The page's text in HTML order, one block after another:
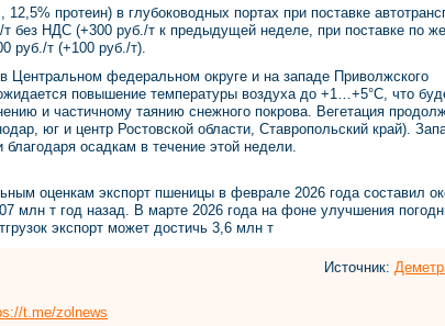
протеин) в глубоководных портах при поставке
без НДС (+300 руб./т к предыдущей неделе, при поставке по
руб./т (+100 руб./т).
федеральном округе и на западе Приволжского
повышение температуры воздуха до +1…+5°C, что
и частичному таянию снежного покрова. Вегетация
юг и центр Ростовской области, Ставропольский край).
благодаря осадкам в течение этой недели.
оценкам экспорт пшеницы в феврале 2026 года составил
млн т год назад. В марте 2026 года на фоне улучшения
экспорт может достичь 3,6 млн т
Источник:
t.me/zolnews